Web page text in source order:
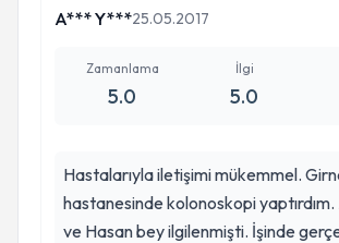
ederiz. 🙏
A*** Y***25.05.2017
Zamanlama
5.0
İlgi
5.0
Hastalarıyla iletişimi mükemmel.
hastanesinde kolonoskopi
ve Hasan bey ilgilenmişti. İşinde